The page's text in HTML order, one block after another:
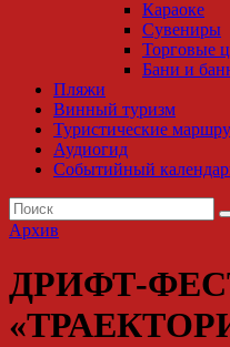
Караоке
Сувениры
Торговые
Бани и
Пляжи
Винный туризм
Туристические
Аудиогид
Событийный
Архив
ДРИФТ-